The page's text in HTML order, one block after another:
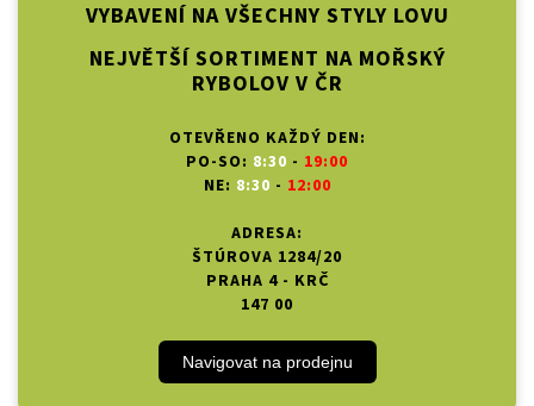
VYBAVENÍ NA VŠECHNY STYLY LOVU
NEJVĚTŠÍ SORTIMENT NA MOŘSKÝ
RYBOLOV V ČR
OTEVŘENO KAŽDÝ DEN:
PO-SO: 8:30 - 19:00
NE: 8:30 - 12:00
ADRESA:
ŠTÚROVA 1284/20
PRAHA 4 - KRČ
147 00
Navigovat na prodejnu